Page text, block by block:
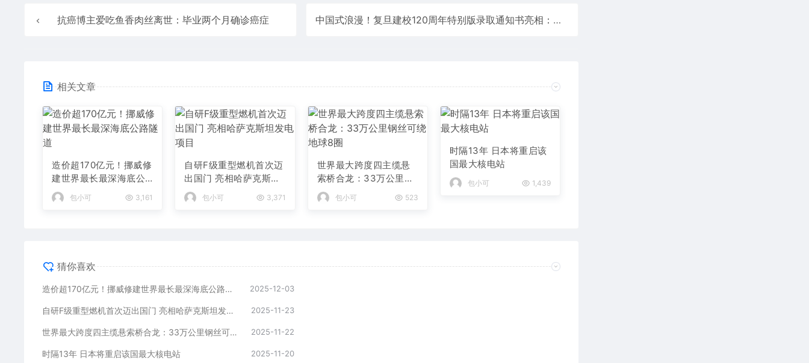
抗癌博主爱吃鱼香肉丝离世：毕业两个月确诊癌症 中国式浪漫！复旦建校120周年特别版录取通知书亮相：内含茶砖、自研NFC卡
相关文章
造价超170亿元！挪威修
建世界最长最深海底公
路隧道
包小可 3,161
自研F级重型燃机首次迈
出国门 亮相哈萨克斯坦
发电项目
包小可 3,371
世界最大跨度四主缆悬
索桥合龙：33万公里钢
丝可绕地球8圈
包小可 523
时隔13年 日本将重启该
国最大核电站
包小可 1,439
猜你喜欢
造价超170亿元！挪威修建世界最长最深海底公路隧道 2025-12-03
自研F级重型燃机首次迈出国门 亮相哈萨克斯坦发电项目 2025-11-23
世界最大跨度四主缆悬索桥合龙：33万公里钢丝可绕地球8圈 2025-11-22
时隔13年 日本将重启该国最大核电站 2025-11-20